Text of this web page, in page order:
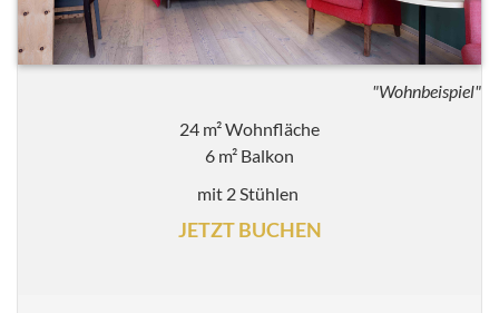
"Wohnbeispiel"
24 m² Wohnfläche
6 m² Balkon
mit 2 Stühlen
JETZT BUCHEN